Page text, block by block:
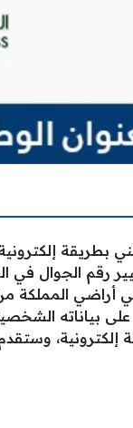
بطريقة
رقم الجوال
المملكة
بياناته
إلكترونية،